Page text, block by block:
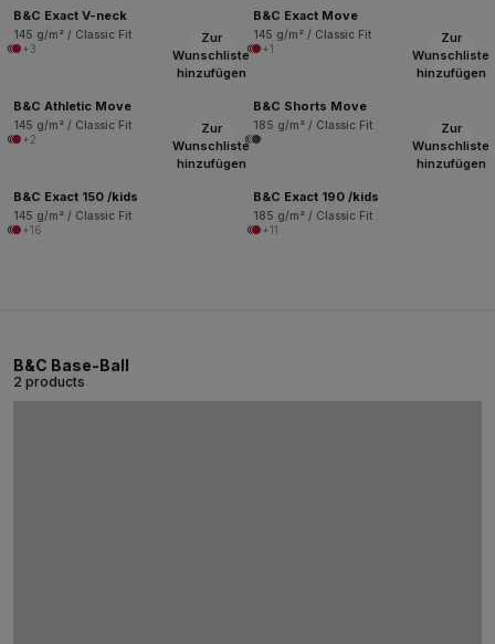
B&C Exact V-neck
145 g/m² / Classic Fit
+3
B&C Exact Move
145 g/m² / Classic Fit
+1
Zur
Wunschliste
hinzufügen
B&C Athletic Move
145 g/m² / Classic Fit
+2
Zur
Wunschliste
hinzufügen
B&C Shorts Move
185 g/m² / Classic Fit
Zur
Wunschliste
hinzufügen
B&C Exact 150 /kids
145 g/m² / Classic Fit
+16
Zur
Wunschliste
hinzufügen
B&C Exact 190 /kids
185 g/m² / Classic Fit
+11
B&C Base-Ball
2 products